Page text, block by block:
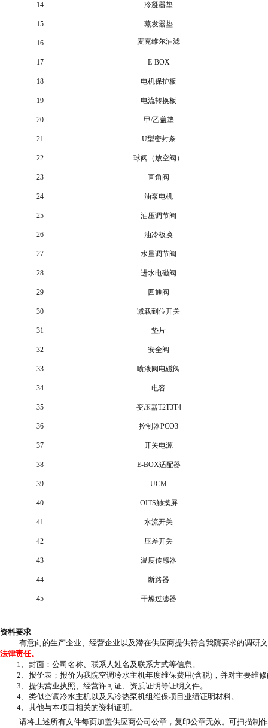
14 冷凝器垫
15 蒸发器垫
16 麦克维尔油滤
17 E-BOX
18 电机保护板
19 电流转换板
20 甲/乙盖垫
21 U型密封条
22 球阀（放空阀）
23 直角阀
24 油泵电机
25 油压调节阀
26 油冷板换
27 水量调节阀
28 进水电磁阀
29 四通阀
30 减载到位开关
31 垫片
32 安全阀
33 喷液阀电磁阀
34 电容
35 变压器T2T3T4
36 控制器PCO3
37 开关电源
38 E-BOX适配器
39 UCM
40 OITS触摸屏
41 水流开关
42 压差开关
43 温度传感器
44 断路器
45 干燥过滤器
资料要求
有意向的生产企业、经营企业以及潜在供应商提供符合我院要求的调研
法律责任。
1、封面：公司名称、联系人姓名及联系方式等信息。
2、报价表；报价为我院空调冷水主机年度维保费用(含税)，并对主要维
3、提供营业执照、经营许可证、资质证明等证明文件。
4、类似空调冷水主机以及风冷热泵机组 维保项目业绩证明材料。
4、其他与本项目相关的资料证明。
请将上述所有文件每页加盖供应商公司公章，复印公章无效。可扫描制